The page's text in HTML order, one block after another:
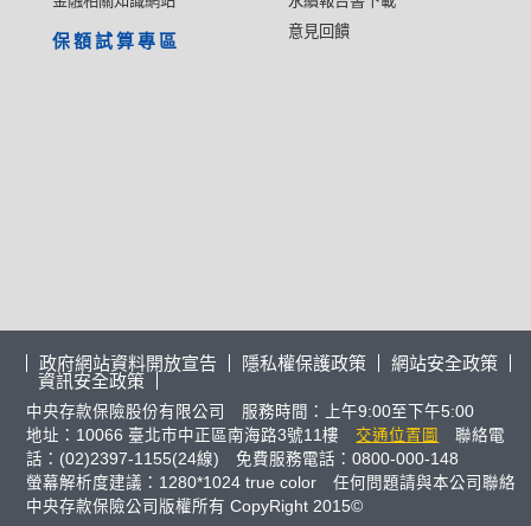
意見回饋
保額試算專區
政府網站資料開放宣告 隱私權保護政策
網站安全政策
資訊安全政策
中央存款保險股份有限公司 服務時間：上午9:00至下午5:00
地址：10066 臺北市中正區南海路3號11樓
交通位置圖
聯絡電
話：(02)2397-1155(24線) 免費服務電話：0800-000-148
螢幕解析度建議：1280*1024 true color 任何問題請與本公司聯絡
中央存款保險公司版權所有 CopyRight 2015©